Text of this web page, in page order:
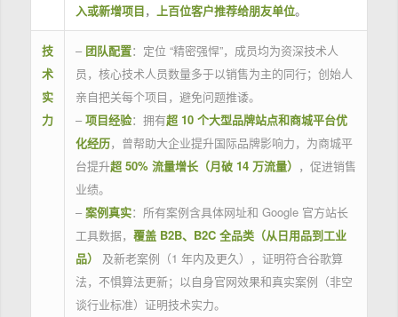
入或新增项目， 上百位客户推荐给朋友单位。
技
术
实
力
– 团队配置：定位 “精密强悍”，成员均为资深技术人
员，核心技术人员数量多于以销售为主的同行；创始人
亲自把关每个项目，避免问题推诿。
– 项目经验：拥有超 10 个大型品牌站点和商城平台优
化经历，曾帮助大企业提升国际品牌影响力，为商城平
台提升超 50% 流量增长（月破 14 万流量） ，促进销售
业绩。
– 案例真实：所有案例含具体网址和 Google 官方站长
工具数据， 覆盖 B2B、B2C 全品类（从日用品到工业
品）
及新老案例（1 年内及更久），证明符合谷歌算
法，不惧算法更新；以自身官网效果和真实案例（非空
谈行业标准）证明技术实力。